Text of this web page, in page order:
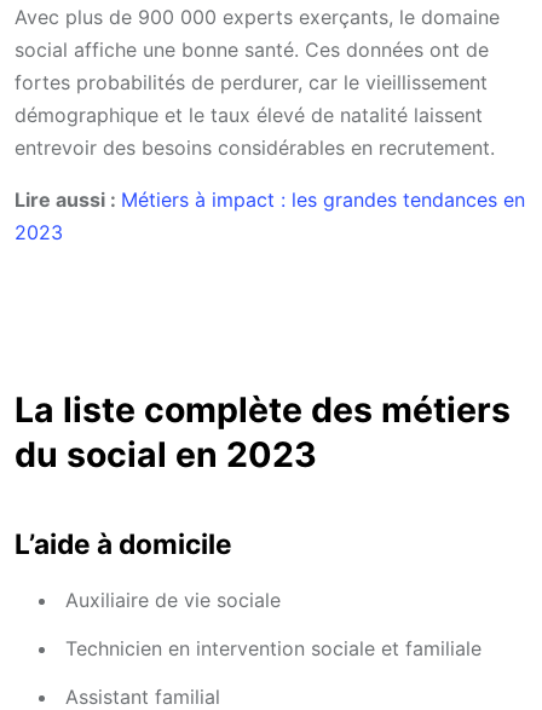
Avec plus de 900 000 experts exerçants, le domaine
social affiche une bonne santé. Ces données ont de
fortes probabilités de perdurer, car le vieillissement
démographique et le taux élevé de natalité laissent
entrevoir des besoins considérables en recrutement.
Lire aussi : Métiers à impact : les grandes tendances en
2023
La liste complète des métiers
du social en 2023
L’aide à domicile
Auxiliaire de vie sociale
Technicien en intervention sociale et familiale
Assistant familial